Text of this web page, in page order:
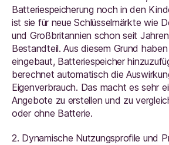
Batteriespeicherung noch in den
ist sie für neue Schlüsselmärkte wie
und Großbritannien schon seit
Bestandteil. Aus diesem Grund
eingebaut, Batteriespeicher
berechnet automatisch die
Eigenverbrauch. Das macht es sehr
Angebote zu erstellen und zu
oder ohne Batterie.
2. Dynamische Nutzungsprofile und